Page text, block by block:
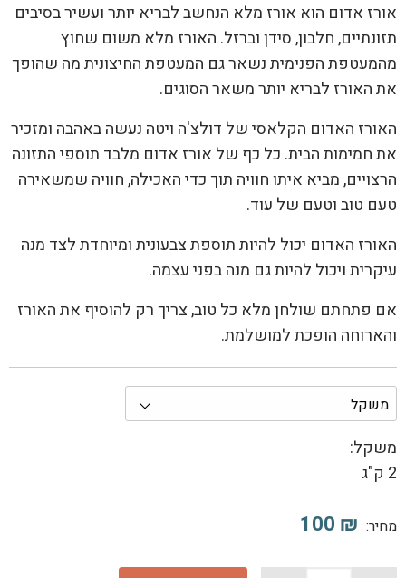
אורז אדום הוא אורז מלא הנחשב לבריא יותר ועשיר בסיבים
תזונתיים, חלבון, סידן וברזל. האורז מלא משום שחוץ
מהמעטפת הפנימית נשאר גם המעטפת החיצונית מה שהופך
את האורז לבריא יותר משאר הסוגים.
האורז האדום הקלאסי של דולצ'ה ויטה נעשה באהבה ומזכיר
את חמימות הבית. כל כף של אורז אדום מלבד תוספי התזונה
הרצויים, מביא איתו חוויה תוך כדי האכילה, חוויה שמשאירה
טעם טוב וטעם של עוד.
האורז האדום יכול להיות תוספת צבעונית ומיוחדת לצד מנה
עיקרית ויכול להיות גם מנה בפני עצמה.
אם פתחתם שולחן מלא כל טוב, צריך רק להוסיף את האורז
והארוחה הופכת למושלמת.
משקל:
2 ק"ג
מחיר: ₪
100